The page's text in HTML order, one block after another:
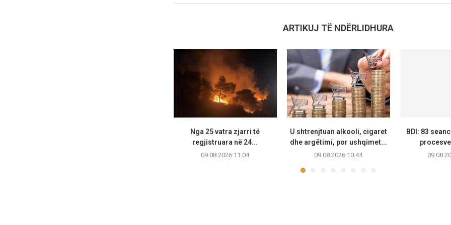
ARTIKUJ TË NDËRLIDHURA
Nga 25 vatra zjarri të
regjistruara në 24...
09.08.2026 11:04
U shtrenjtuan alkooli, cigaret
dhe argëtimi, por ushqimet...
09.08.2026 10:44
BDI: 83